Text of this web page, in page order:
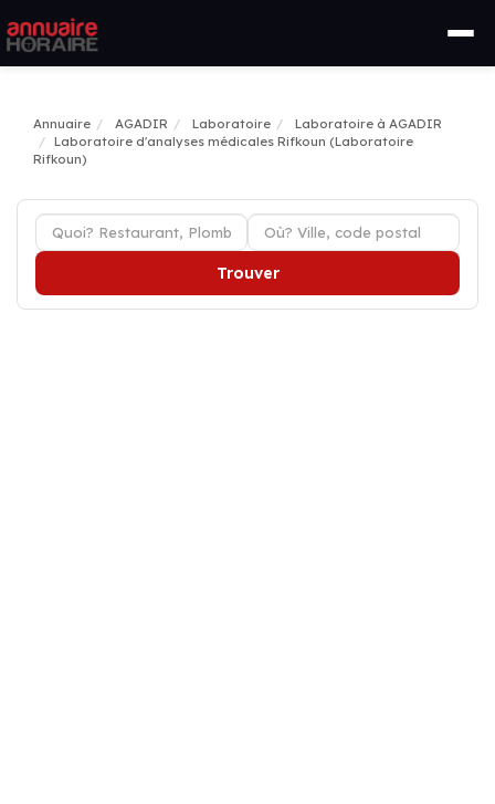
Annuaire AGADIR Laboratoire
Laboratoire à AGADIR
Laboratoire d'analyses médicales Rifkoun (Laboratoire
Rifkoun)
Trouver